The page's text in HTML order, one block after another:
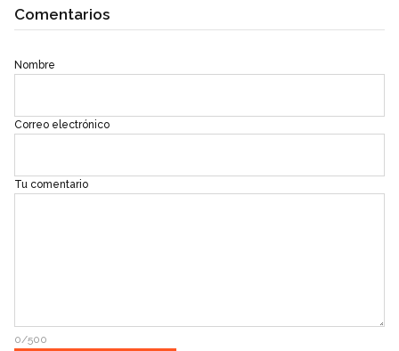
Comentarios
Nombre
Correo electrónico
Tu comentario
0/500